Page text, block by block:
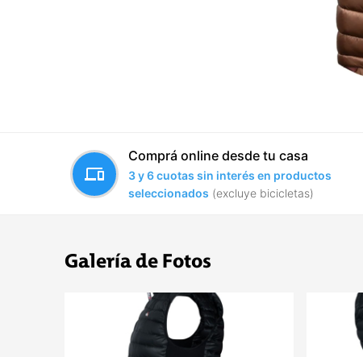
devices
Comprá online desde tu casa
3 y 6 cuotas sin interés en productos
seleccionados (excluye bicicletas)
Galería de Fotos